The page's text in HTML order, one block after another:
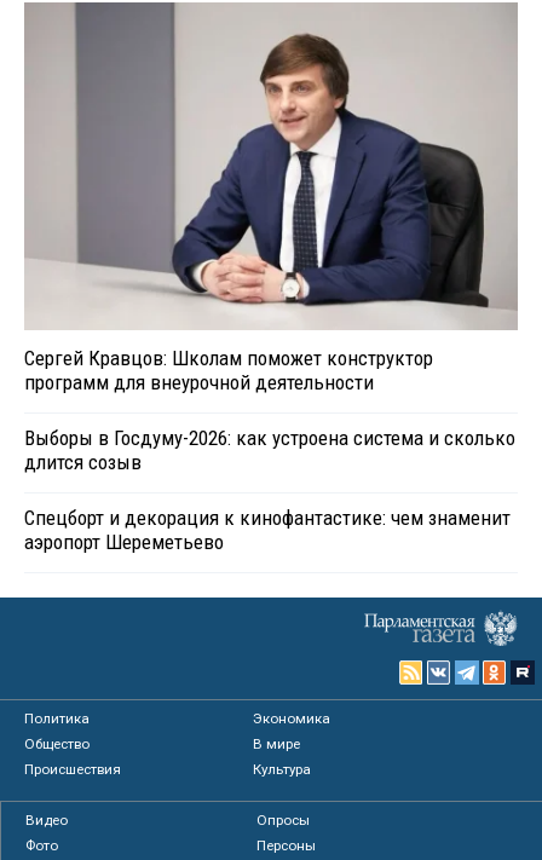
Сергей Кравцов: Школам поможет конструктор
программ для внеурочной деятельности
Выборы в Госдуму-2026: как устроена система и сколько
длится созыв
Спецборт и декорация к кинофантастике: чем знаменит
аэропорт Шереметьево
Политика
Экономика
Общество
В мире
Происшествия
Культура
Видео
Опросы
Фото
Персоны